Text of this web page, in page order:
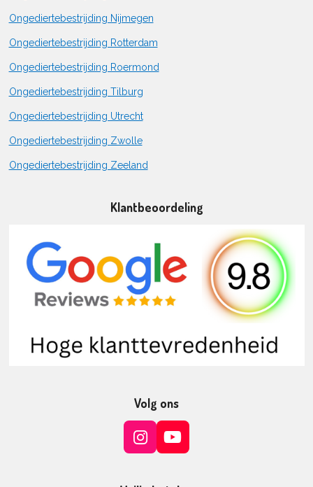
Ongediertebestrijding Nijmegen
Ongediertebestrijding Rotterdam
Ongediertebestrijding Roermond
Ongediertebestrijding Tilburg
Ongediertebestrijding Utrecht
Ongediertebestrijding Zwolle
Ongediertebestrijding Zeeland
Klantbeoordeling
Volg ons
I
Y